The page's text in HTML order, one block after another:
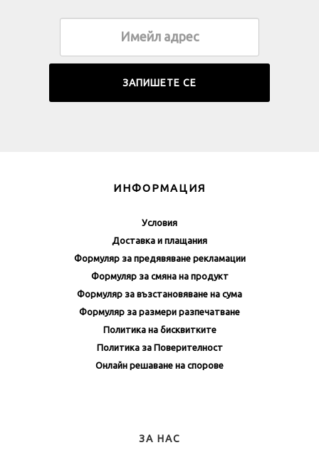
ИНФОРМАЦИЯ
Условия
Доставка и плащания
Формуляр за предявяване рекламации
Формуляр за смяна на продукт
Формуляр за възстановяване на сума
Формуляр за размери разпечатване
Политика на бисквитките
Политика за Поверителност
Онлайн решаване на спорове
ЗА НАС